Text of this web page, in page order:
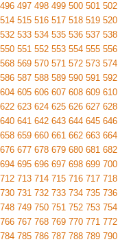
496 497 498 499 500 501 502
514 515 516 517 518 519 520
532 533 534 535 536 537 538
550 551 552 553 554 555 556
568 569 570 571 572 573 574
586 587 588 589 590 591 592
604 605 606 607 608 609 610
622 623 624 625 626 627 628
640 641 642 643 644 645 646
658 659 660 661 662 663 664
676 677 678 679 680 681 682
694 695 696 697 698 699 700
712 713 714 715 716 717 718
730 731 732 733 734 735 736
748 749 750 751 752 753 754
766 767 768 769 770 771 772
784 785 786 787 788 789 790